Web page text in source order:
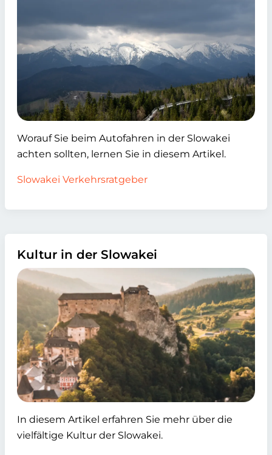
Worauf Sie beim Autofahren in der Slowakei
achten sollten, lernen Sie in diesem Artikel.
Slowakei Verkehrsratgeber
Kultur in der Slowakei
In diesem Artikel erfahren Sie mehr über die
vielfältige Kultur der Slowakei.